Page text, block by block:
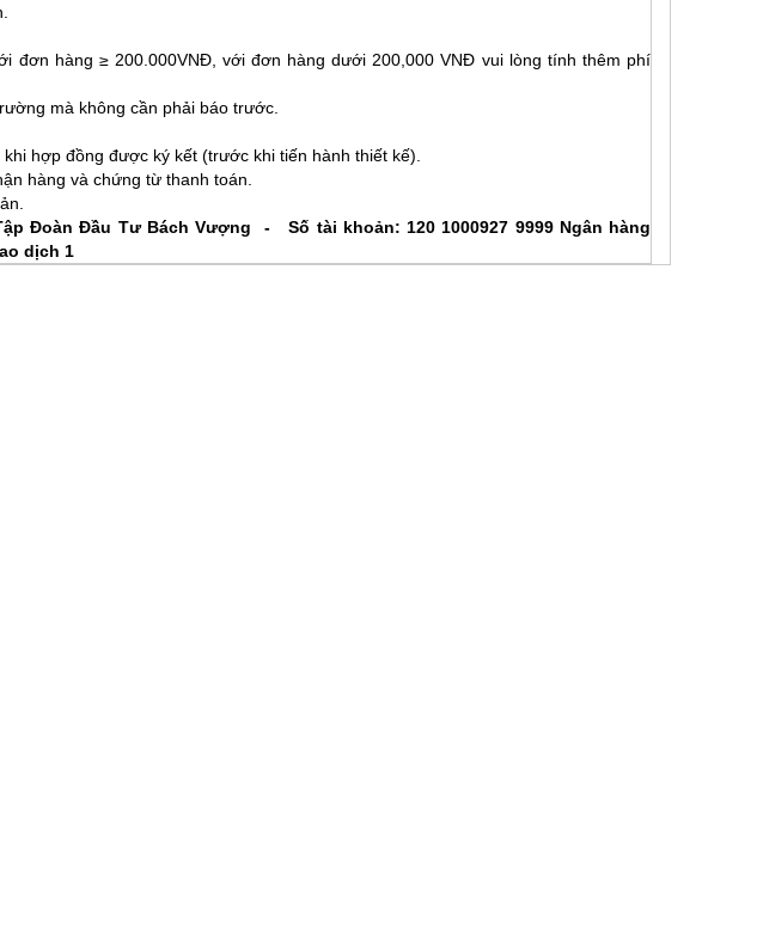
phí thiết kế.
đơn hàng ≥ 200.000VNĐ, với đơn hàng dưới 200,000 VNĐ vui lòng tính thêm phí
mà không cần phải báo trước.
hợp đồng được ký kết (trước khi tiến hành thiết kế).
hàng và chứng từ thanh toán.
Đoàn Đầu Tư Bách Vượng - Số tài khoản: 120 1000927 9999 Ngân hàng
dịch 1